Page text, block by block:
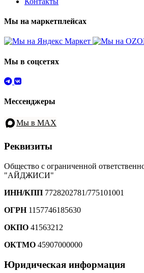
Мы на маркетплейсах
Мы в соцсетях
Мессенджеры
Мы в MAX
Реквизиты
Общество с ограниченной
"АЙДЖИСИ"
ИНН/КПП 7728202781/775101001
ОГРН1157746185630
ОКПО 41563212
ОКТМО 45907000000
Юридическая информация